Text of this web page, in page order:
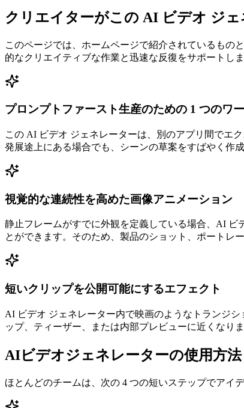
クリエイターがこの AI ビデオ ジ
このページでは、ホームページで紹介されているもの
的なクリエイティブな作業と迅速な反復をサポートしま
プロンプトファースト生産のための 1 つのワ
この AI ビデオ ジェネレーターは、別のアプリ間でエ
発展途上にある場合でも、シーンの草案をすばやく作
視覚的な連続性を高めた画像アニメーション
静止フレームがすでに外観を定義している場合、AI
とができます。そのため、製品のショット、ポートレ
短いクリップを公開可能にするエフェクト
AI ビデオ ジェネレーター内で映画のようなトランジ
ップ、ティーザー、または内部プレビューに近くなりま
AIビデオジェネレーターの使用方法
ほとんどのチームは、次の 4 つの短いステップでアイ